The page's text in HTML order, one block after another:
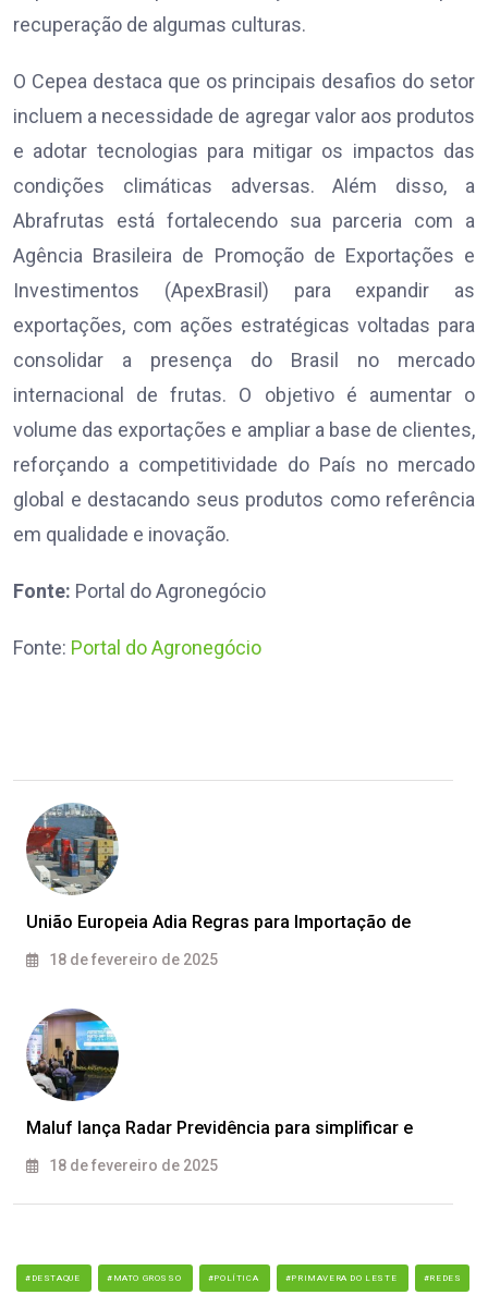
recuperação de algumas culturas.
O Cepea destaca que os principais desafios do setor
incluem a necessidade de agregar valor aos produtos
e adotar tecnologias para mitigar os impactos das
condições climáticas adversas. Além disso, a
Abrafrutas está fortalecendo sua parceria com a
Agência Brasileira de Promoção de Exportações e
Investimentos (ApexBrasil) para expandir as
exportações, com ações estratégicas voltadas para
consolidar a presença do Brasil no mercado
internacional de frutas. O objetivo é aumentar o
volume das exportações e ampliar a base de clientes,
reforçando a competitividade do País no mercado
global e destacando seus produtos como referência
em qualidade e inovação.
Fonte: Portal do Agronegócio
Fonte: Portal do Agronegócio
União Europeia Adia Regras para Importação de
18 de fevereiro de 2025
Maluf lança Radar Previdência para simplificar e
18 de fevereiro de 2025
#DESTAQUE #MATO GROSSO #POLÍTICA #PRIMAVERA DO LESTE #REDES